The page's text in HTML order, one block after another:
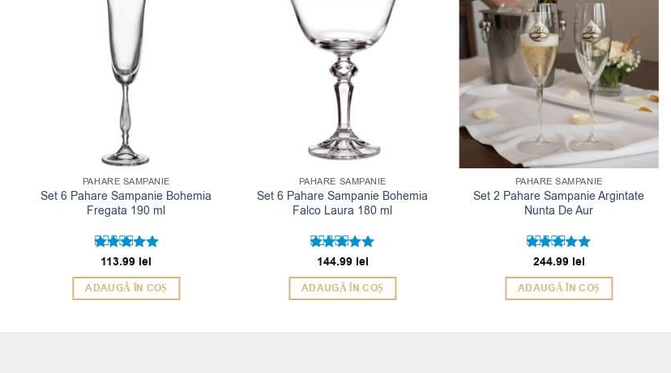
PAHARE SAMPANIE
Set 6 Pahare Sampanie Bohemia
Fregata 190 ml
Evaluat la
5
113.99 lei
ADAUGĂ ÎN COȘ
PAHARE SAMPANIE
Set 6 Pahare Sampanie Bohemia
Falco Laura 180 ml
Evaluat la
5
144.99 lei
ADAUGĂ ÎN COȘ
PAHARE SAMPANIE
Set 2 Pahare Sampanie Argintate
Nunta De Aur
Evaluat la
5
244.99 lei
ADAUGĂ ÎN COȘ